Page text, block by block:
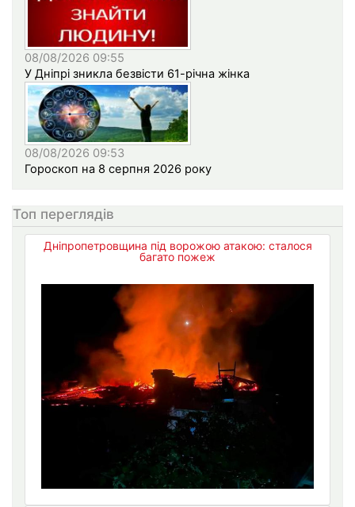
08/08/2026 09:55
У Дніпрі зникла безвісти 61-річна жінка
08/08/2026 09:53
Гороскоп на 8 серпня 2026 року
Топ переглядів
Дніпропетровщина під ворожою атакою: сталося
багато пожеж